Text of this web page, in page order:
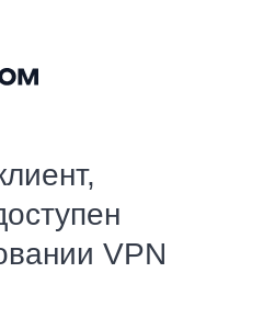
VPN